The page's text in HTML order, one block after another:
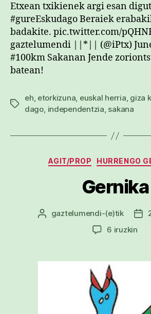
Etxean txikienek argi esan
#gureEskudago Beraiek
badakite. pic.twitter.com/
gaztelumendi ||*|| (@iPtx)
#100km Sakanan Jende
batean!
Etiketak
eh, etorkizuna, euskal herria, giza
dago, independentzia, sakana
AGIT/PROP HURRENGO
Gernika
Argitalpenaren
gaztelumendi-(e)tik
6 iruzkin